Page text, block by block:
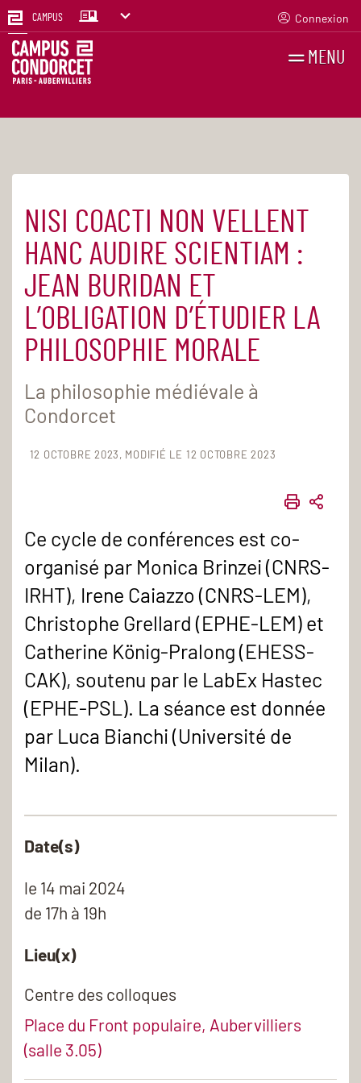
CAMPUS Connexion
MENU
Accueil Agenda
NISI COACTI NON VELLENT
HANC AUDIRE SCIENTIAM :
JEAN BURIDAN ET
L’OBLIGATION D’ÉTUDIER LA
PHILOSOPHIE MORALE
La philosophie médiévale à
Condorcet
12 OCTOBRE 2023 MODIFIÉ LE 12 OCTOBRE 2023
Ce cycle de conférences est co-
organisé par Monica Brinzei (CNRS-
IRHT), Irene Caiazzo (CNRS-LEM),
Christophe Grellard (EPHE-LEM) et
Catherine König-Pralong (EHESS-
CAK), soutenu par le LabEx Hastec
(EPHE-PSL). La séance est donnée
par Luca Bianchi (Université de
Milan).
Date(s)
le 14 mai 2024
de 17h à 19h
Lieu(x)
Centre des colloques
Place du Front populaire, Aubervilliers
(salle 3.05)